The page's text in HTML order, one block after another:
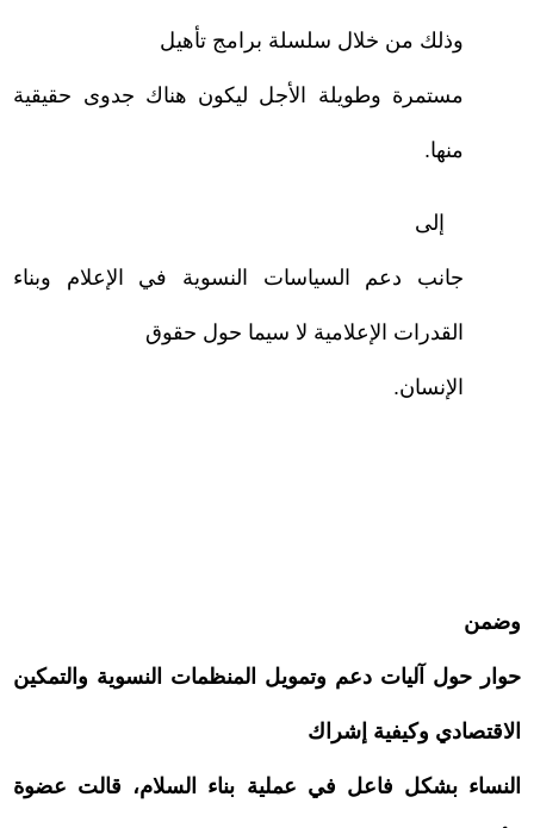
وذلك من خلال سلسلة برامج تأهيل
مستمرة وطويلة الأجل ليكون هناك جدوى حقيقية
منها.
إلى
جانب دعم السياسات النسوية في الإعلام وبناء
القدرات الإعلامية لا سيما حول حقوق
الإنسان.
وضمن
حوار حول آليات دعم وتمويل المنظمات النسوية والتمكين
الاقتصادي وكيفية إشراك
النساء بشكل فاعل في عملية بناء السلام، قالت عضوة